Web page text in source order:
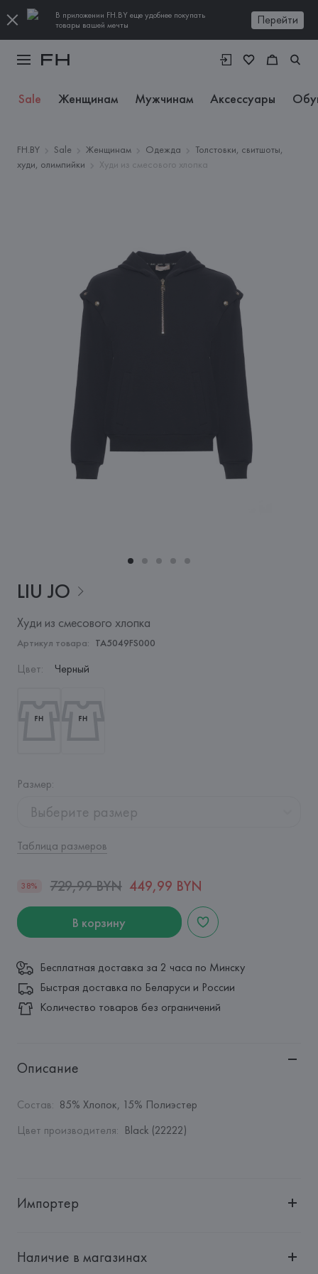
В приложении FH.BY еще удобнее покупать
товары вашей мечты
Перейти
Sale Женщинам Мужчинам Аксессуары
FH.BY Sale Женщинам Одежда
Толстовки, свитшоты,
худи, олимпийки
Худи из смесового хлопка
LIU JO
Худи из смесового хлопка
Артикул товара: TA5049FS000
Цвет: Черный
Размер:
Выберите размер
Таблица размеров
38% 729,99 BYN 449,99 BYN
В корзину
Бесплатная доставка за 2 часа по Минску
Быстрая доставка по Беларуси и России
Количество товаров без ограничений
Описание
Состав: 85% Хлопок, 15% Полиэстер
Цвет производителя: Black (22222)
Импортер
"БелВиринея"
Наличие в магазинах